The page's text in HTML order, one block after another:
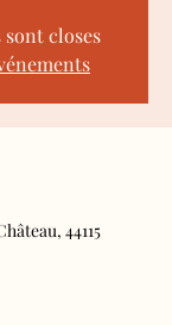
closes
44115